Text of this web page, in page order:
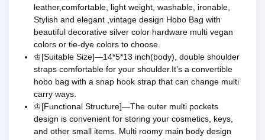
leather,comfortable, light weight, washable, ironable,
Stylish and elegant ,vintage design Hobo Bag with
beautiful decorative silver color hardware multi vegan
colors or tie-dye colors to choose.
♔[Suitable Size]—14*5*13 inch(body), double shoulder
straps comfortable for your shoulder.It’s a convertible
hobo bag with a snap hook strap that can change multi
carry ways.
♔[Functional Structure]—The outer multi pockets
design is convenient for storing your cosmetics, keys,
and other small items. Multi roomy main body design